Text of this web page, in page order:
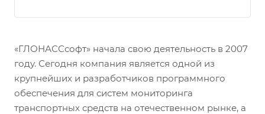
«ГЛОНАССсофт» начала свою деятельность в 2007
году. Сегодня компания является одной из
крупнейших и разработчиков программного
обеспечения для систем мониторинга
транспортных средств на отечественном рынке, а